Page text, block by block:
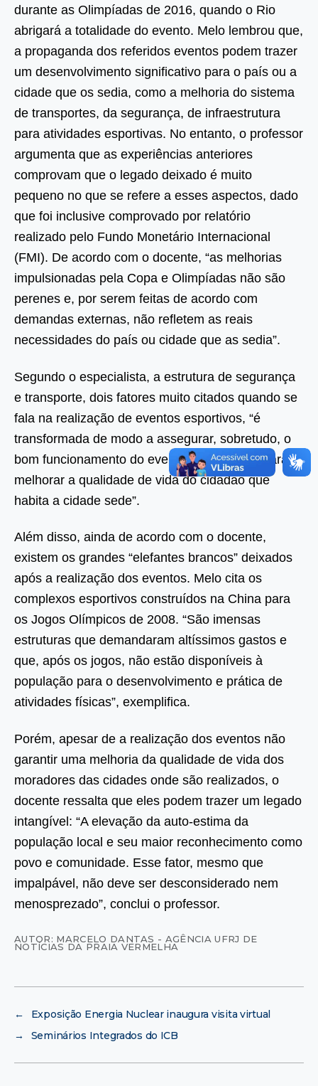
durante as Olimpíadas de 2016, quando o Rio
abrigará a totalidade do evento. Melo lembrou que,
a propaganda dos referidos eventos podem trazer
um desenvolvimento significativo para o país ou a
cidade que os sedia, como a melhoria do sistema
de transportes, da segurança, de infraestrutura
para atividades esportivas. No entanto, o professor
argumenta que as experiências anteriores
comprovam que o legado deixado é muito
pequeno no que se refere a esses aspectos, dado
que foi inclusive comprovado por relatório
realizado pelo Fundo Monetário Internacional
(FMI). De acordo com o docente, “as melhorias
impulsionadas pela Copa e Olimpíadas não são
perenes e, por serem feitas de acordo com
demandas externas, não refletem as reais
necessidades do país ou cidade que as sedia”.
Segundo o especialista, a estrutura de segurança
e transporte, dois fatores muito citados quando se
fala na realização de eventos esportivos, “é
transformada de modo a assegurar, sobretudo, o
bom funcionamento do evento em si, e não para
melhorar a qualidade de vida do cidadão que
habita a cidade sede”.
Além disso, ainda de acordo com o docente,
existem os grandes “elefantes brancos” deixados
após a realização dos eventos. Melo cita os
complexos esportivos construídos na China para
os Jogos Olímpicos de 2008. “São imensas
estruturas que demandaram altíssimos gastos e
que, após os jogos, não estão disponíveis à
população para o desenvolvimento e prática de
atividades físicas”, exemplifica.
Porém, apesar de a realização dos eventos não
garantir uma melhoria da qualidade de vida dos
moradores das cidades onde são realizados, o
docente ressalta que eles podem trazer um legado
intangível: “A elevação da auto-estima da
população local e seu maior reconhecimento como
povo e comunidade. Esse fator, mesmo que
impalpável, não deve ser desconsiderado nem
menosprezado”, conclui o professor.
AUTOR: MARCELO DANTAS - AGÊNCIA UFRJ DE
NOTÍCIAS DA PRAIA VERMELHA
←
Exposição Energia Nuclear inaugura visita virtual
→
Seminários Integrados do ICB